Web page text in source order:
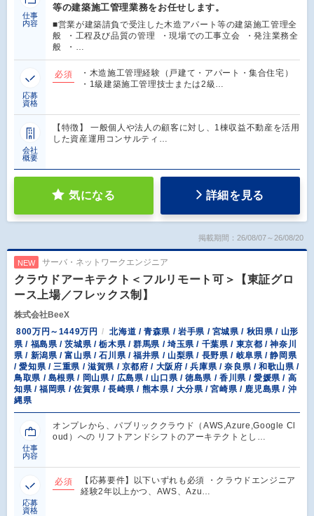
仕事
内容
等の建築施工管理業務をお任せします。
■営業が建築請負で受注した木造アパート等の建築施工管理全
般 ・工程及び品質の管理 ・現場での工事立会 ・発注業務全
般 ・…
応募
資格
必須
・木造施工管理経験（戸建て・アパート・集合住宅）
・1級建築施工管理技士または2級…
会社
概要
【特徴】 一般個人や法人の顧客に対し、1棟収益不動産を活用
した資産運用コンサルティ…
気になる 詳細を見る
掲載期間：26/08/07～26/08/20
NEW サーバ・ネットワークエンジニア
クラウドアーキテクト＜フルリモート可＞【東証グロ
ース上場／フレックス制】
株式会社BeeX
800万円～1449万円
北海道 / 青森県 / 岩手県 / 宮城県 / 秋田県 / 山形
県 / 福島県 / 茨城県 / 栃木県 / 群馬県 / 埼玉県 / 千葉県 / 東京都 / 神奈川
県 / 新潟県 / 富山県 / 石川県 / 福井県 / 山梨県 / 長野県 / 岐阜県 / 静岡県
/ 愛知県 / 三重県 / 滋賀県 / 京都府 / 大阪府 / 兵庫県 / 奈良県 / 和歌山県 /
鳥取県 / 島根県 / 岡山県 / 広島県 / 山口県 / 徳島県 / 香川県 / 愛媛県 / 高
知県 / 福岡県 / 佐賀県 / 長崎県 / 熊本県 / 大分県 / 宮崎県 / 鹿児島県 / 沖
縄県
仕事
内容
オンプレから、パブリッククラウド（AWS,Azure,Google Cl
oud）への リフトアンドシフトのアーキテクトとし…
応募
資格
必須
【応募要件】以下いずれも必須 ・クラウドエンジニア
経験2年以上かつ、AWS、Azu…